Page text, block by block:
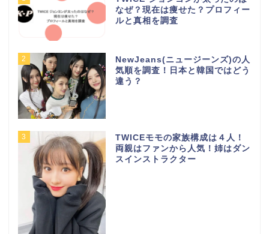
なぜ？現在は痩せた？プロフィー
ルと真相を調査
2
NewJeans(ニュージーンズ)の人
気順を調査！日本と韓国ではどう
違う？
3
TWICEモモの家族構成は４人！
両親はファンから人気！姉はダン
スインストラクター